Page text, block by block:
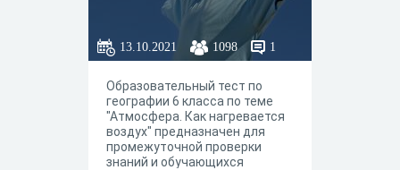
13.10.2021 1098 1
Образовательный тест по
географии 6 класса по теме
"Атмосфера. Как нагревается
воздух" предназначен для
промежуточной проверки
знаний и обучающихся